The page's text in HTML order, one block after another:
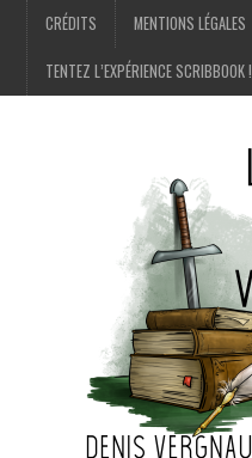
CRÉDITS MENTIONS LÉGALES
TENTEZ L’EXPÉRIENCE SCRIBBOOK !